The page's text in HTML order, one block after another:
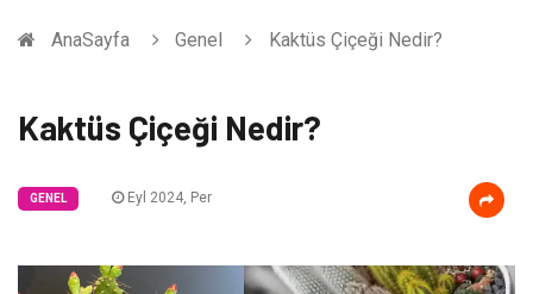
AnaSayfa Genel Kaktüs Çiçeği Nedir?
Kaktüs Çiçeği Nedir?
GENEL Eyl 2024, Per